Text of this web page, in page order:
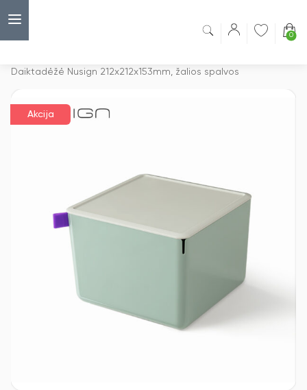
0
Daiktadėžė Nusign 212x212x153mm, žalios spalvos
Akcija